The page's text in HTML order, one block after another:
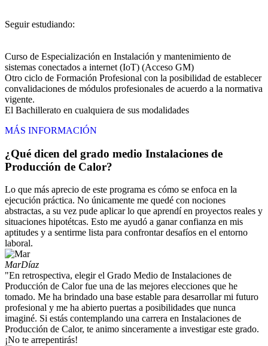
Seguir estudiando:
Curso de Especialización en Instalación y mantenimiento de
sistemas conectados a internet (IoT) (Acceso GM)
Otro ciclo de Formación Profesional con la posibilidad de establecer
convalidaciones de módulos profesionales de acuerdo a la normativa
vigente.
El Bachillerato en cualquiera de sus modalidades
MÁS INFORMACIÓN
¿Qué dicen del grado medio Instalaciones de
Producción de Calor?
Lo que más aprecio de este programa es cómo se enfoca en la
ejecución práctica. No únicamente me quedé con nociones
abstractas, a su vez pude aplicar lo que aprendí en proyectos reales y
situaciones hipotétcas. Esto me ayudó a ganar confianza en mis
aptitudes y a sentirme lista para confrontar desafíos en el entorno
laboral.
MarDíaz
"En retrospectiva, elegir el Grado Medio de Instalaciones de
Producción de Calor fue una de las mejores elecciones que he
tomado. Me ha brindado una base estable para desarrollar mi futuro
profesional y me ha abierto puertas a posibilidades que nunca
imaginé. Si estás contemplando una carrera en Instalaciones de
Producción de Calor, te animo sinceramente a investigar este grado.
¡No te arrepentirás!